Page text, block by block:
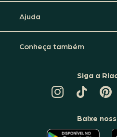
Ajuda
Conheça também
Siga a
TIKTOK
DA DA
Baixe
O